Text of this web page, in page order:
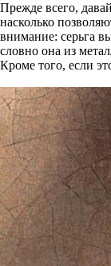
Прежде всего,
насколько
внимание: серьга
словно она из
Кроме того, если